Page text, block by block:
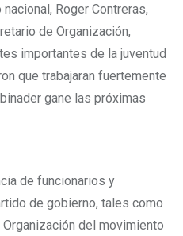
Roger Contreras,
de Organización,
importantes de la juventud
que trabajaran fuertemente
gane las próximas
de funcionarios y
de gobierno, tales como
del movimiento